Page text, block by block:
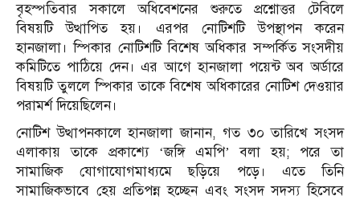
বৃহস্পতিবার সকালে অধিবেশনের শুরুতে প্রশ্নোত্তর টেবিলে
বিষয়টি উত্থাপিত হয়। এরপর নোটিশটি উপস্থাপন করেন
হানজালা। স্পিকার নোটিশটি বিশেষ অধিকার সম্পর্কিত সংসদীয়
কমিটিতে পাঠিয়ে দেন। এর আগে হানজালা পয়েন্ট অব অর্ডারে
বিষয়টি তুললে স্পিকার তাকে বিশেষ অধিকারের নোটিশ দেওয়ার
পরামর্শ দিয়েছিলেন।
নোটিশ উত্থাপনকালে হানজালা জানান, গত ৩০ তারিখে সংসদ
এলাকায় তাকে প্রকাশ্যে ‘জঙ্গি এমপি’ বলা হয়; পরে তা
সামাজিক যোগাযোগমাধ্যমে ছড়িয়ে পড়ে। এতে তিনি
সামাজিকভাবে হেয় প্রতিপন্ন হচ্ছেন এবং সংসদ সদস্য হিসেবে